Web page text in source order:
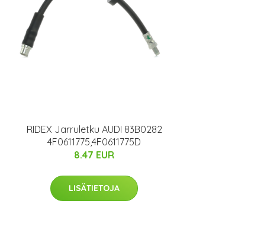
RIDEX Jarruletku AUDI 83B0282
4F0611775,4F0611775D
8.47 EUR
LISÄTIETOJA